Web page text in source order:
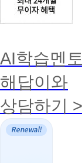
AI학습멘토
해답이와
상담하기 >